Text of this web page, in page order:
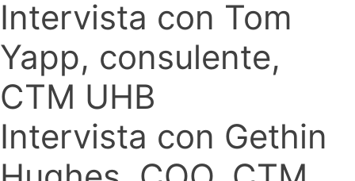
Intervista con Tom
Yapp, consulente,
CTM UHB
Intervista con Gethin